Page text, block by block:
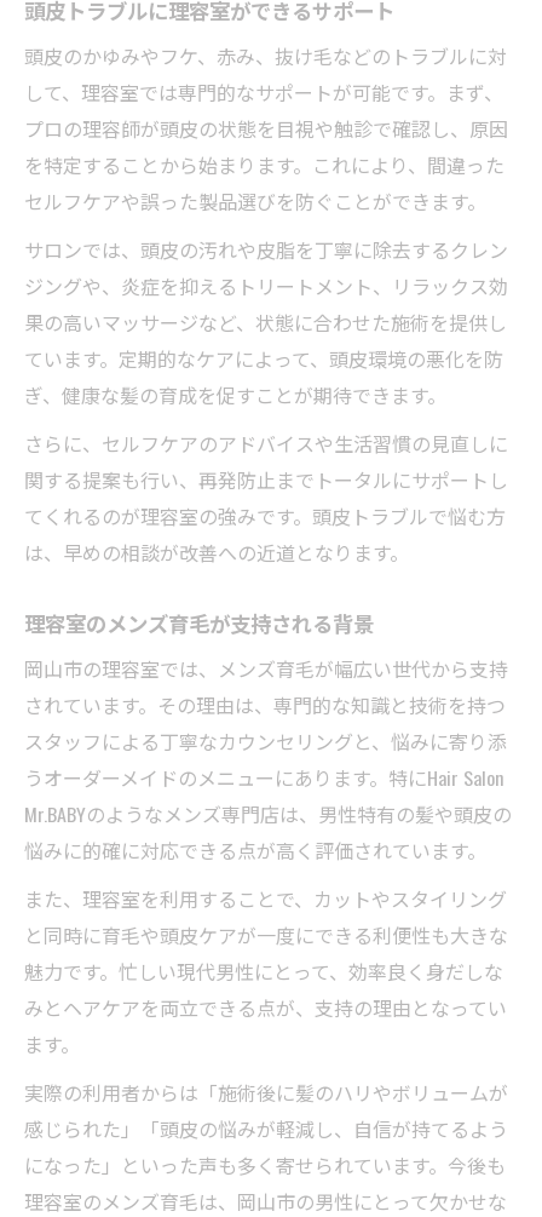
頭皮トラブルに理容室ができるサポート
頭皮のかゆみやフケ、赤み、抜け毛などのトラブルに対
して、理容室では専門的なサポートが可能です。まず、
プロの理容師が頭皮の状態を目視や触診で確認し、原因
を特定することから始まります。これにより、間違った
セルフケアや誤った製品選びを防ぐことができます。
サロンでは、頭皮の汚れや皮脂を丁寧に除去するクレン
ジングや、炎症を抑えるトリートメント、リラックス効
果の高いマッサージなど、状態に合わせた施術を提供し
ています。定期的なケアによって、頭皮環境の悪化を防
ぎ、健康な髪の育成を促すことが期待できます。
さらに、セルフケアのアドバイスや生活習慣の見直しに
関する提案も行い、再発防止までトータルにサポートし
てくれるのが理容室の強みです。頭皮トラブルで悩む方
は、早めの相談が改善への近道となります。
理容室のメンズ育毛が支持される背景
岡山市の理容室では、メンズ育毛が幅広い世代から支持
されています。その理由は、専門的な知識と技術を持つ
スタッフによる丁寧なカウンセリングと、悩みに寄り添
うオーダーメイドのメニューにあります。特にHair Salon
Mr.BABYのようなメンズ専門店は、男性特有の髪や頭皮の
悩みに的確に対応できる点が高く評価されています。
また、理容室を利用することで、カットやスタイリング
と同時に育毛や頭皮ケアが一度にできる利便性も大きな
魅力です。忙しい現代男性にとって、効率良く身だしな
みとヘアケアを両立できる点が、支持の理由となってい
ます。
実際の利用者からは「施術後に髪のハリやボリュームが
感じられた」「頭皮の悩みが軽減し、自信が持てるよう
になった」といった声も多く寄せられています。今後も
理容室のメンズ育毛は、岡山市の男性にとって欠かせな